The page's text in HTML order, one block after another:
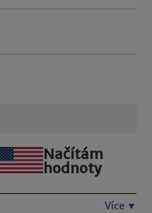
Načítám
hodnoty
Více ▼